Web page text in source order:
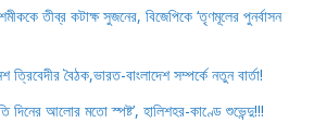
তীব্র কটাক্ষ সুজনের, বিজেপিকে ‘তৃণমূলের পুনর্বাসন
ত্রিবেদীর বৈঠক,ভারত-বাংলাদেশ সম্পর্কে নতুন বার্তা!
দিনের আলোর মতো স্পষ্ট’, হালিশহর-কাণ্ডে শুভেন্দু!!!